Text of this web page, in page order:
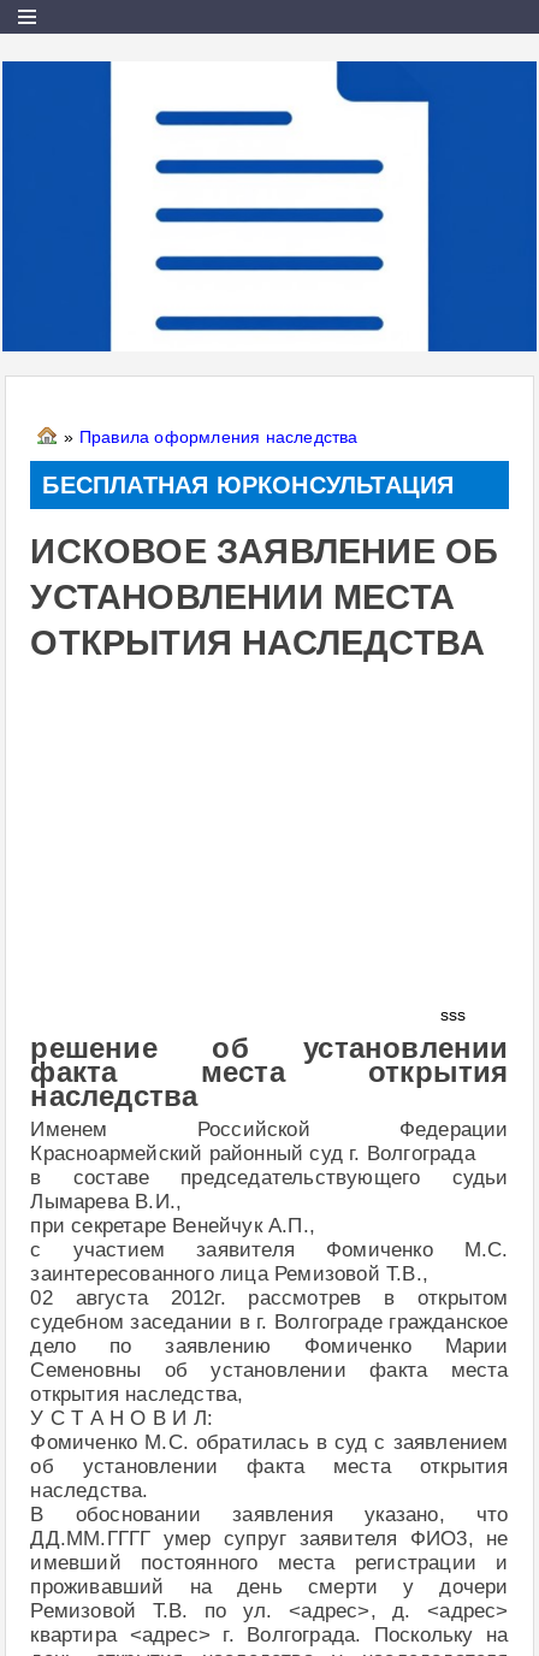
» Правила оформления наследства
БЕСПЛАТНАЯ ЮРКОНСУЛЬТАЦИЯ
ИСКОВОЕ ЗАЯВЛЕНИЕ ОБ
УСТАНОВЛЕНИИ МЕСТА
ОТКРЫТИЯ НАСЛЕДСТВА
sss
решение об установлении
факта места открытия
наследства
Именем Российской Федерации
Красноармейский районный суд г. Волгограда
в составе председательствующего судьи
Лымарева В.И.,
при секретаре Венейчук А.П.,
с участием заявителя Фомиченко М.С.
заинтересованного лица Ремизовой Т.В.,
02 августа 2012г. рассмотрев в открытом
судебном заседании в г. Волгограде гражданское
дело по заявлению Фомиченко Марии
Семеновны об установлении факта места
открытия наследства,
У С Т А Н О В И Л:
Фомиченко М.С. обратилась в суд с заявлением
об установлении факта места открытия
наследства.
В обосновании заявления указано, что
ДД.ММ.ГГГГ умер супруг заявителя ФИО3, не
имевший постоянного места регистрации и
проживавший на день смерти у дочери
Ремизовой Т.В. по ул. <адрес>, д. <адрес>
квартира <адрес> г. Волгограда. Поскольку на